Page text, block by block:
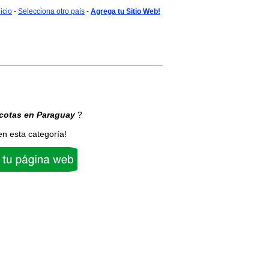
- Selecciona otro país - Agrega tu Sitio Web!
en Paraguay?
esta categoría!